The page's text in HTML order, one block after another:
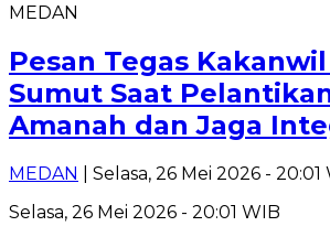
MEDAN
Pesan Tegas
Sumut Saat
Amanah dan Jaga
MEDAN
| Selasa, 26 Mei 2026 - 20:01
Selasa, 26 Mei 2026 - 20:01 WIB